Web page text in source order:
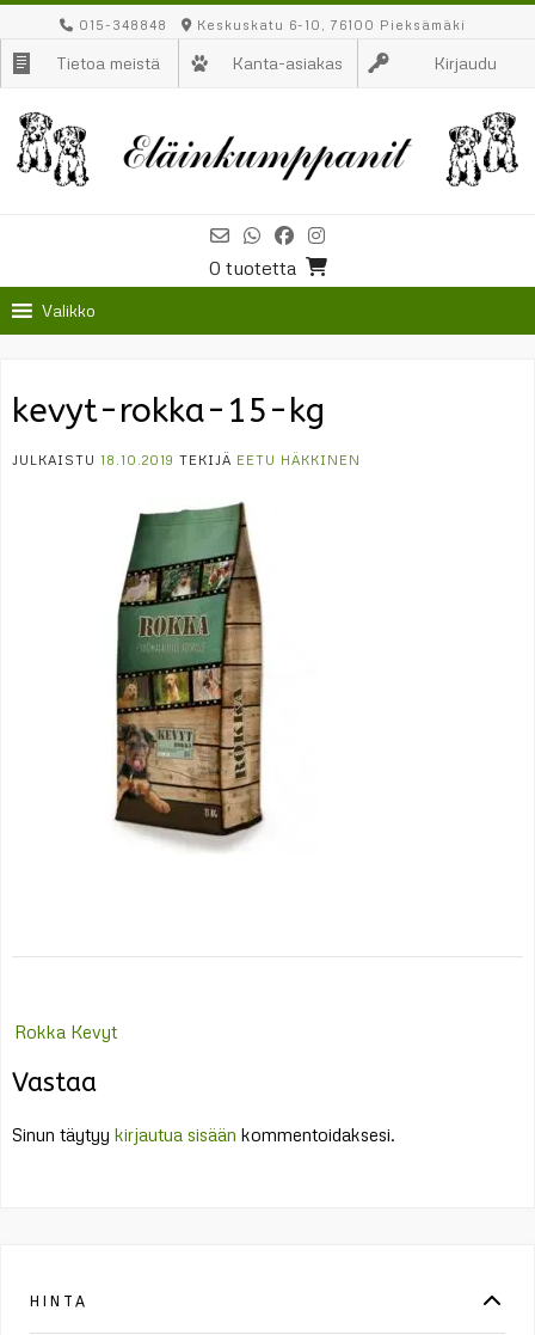
to
content
015-348848 Keskuskatu 6-10, 76100 Pieksämäki
Tietoa meistä Kanta-asiakas Kirjaudu
0 tuotetta
Valikko
kevyt-rokka-15-kg
JULKAISTU 18.10.2019 TEKIJÄ EETU HÄKKINEN
Rokka Kevyt
Vastaa
Sinun täytyy kirjautua sisään kommentoidaksesi.
HINTA